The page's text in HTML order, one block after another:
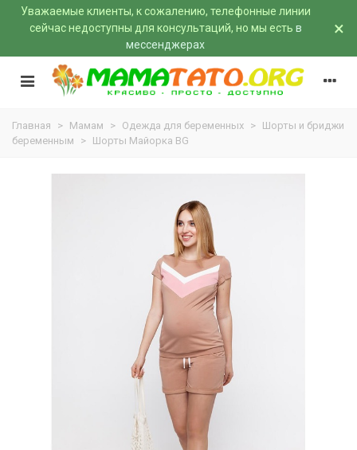
Уважаемые клиенты, к сожалению, телефонные линии
сейчас недоступны для консультаций, но мы есть в
мессенджерах
×
Главная > Мамам > Одежда для беременных > Шорты и бриджи
беременным
> Шорты Майорка BG